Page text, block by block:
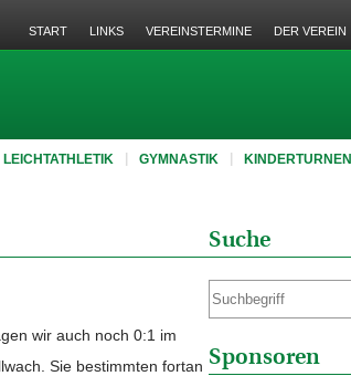
LEICHTATHLETIK GYMNASTIK KINDERTURNEN
START LINKS VEREINSTERMINE DER VEREIN
wir auch noch 0:1 im
Sie bestimmten fortan
Suche
Sponsoren